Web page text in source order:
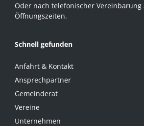
Oder nach telefonischer
Öffnungszeiten.
Schnell gefunden
Anfahrt & Kontakt
Ansprechpartner
Gemeinderat
Vereine
Unternehmen